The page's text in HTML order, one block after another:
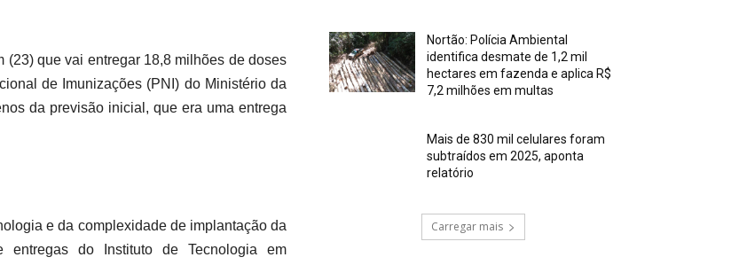
que vai entregar 18,8 milhões de doses
de Imunizações (PNI) do Ministério da
da previsão inicial, que era uma entrega
e da complexidade de implantação da
entregas do Instituto de Tecnologia em
Nortão: Polícia Ambiental
identifica desmate de 1,2 mil
hectares em fazenda e aplica R$
7,2 milhões em multas
Mais de 830 mil celulares foram
subtraídos em 2025, aponta
relatório
Carregar mais